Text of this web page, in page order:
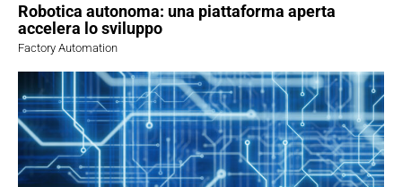
Robotica autonoma: una piattaforma aperta
accelera lo sviluppo
Factory Automation